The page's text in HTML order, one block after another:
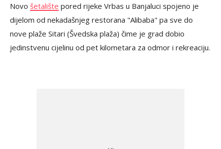
Novo šetalište pored rijeke Vrbas u Banjaluci spojeno je
dijelom od nekadašnjeg restorana "Alibaba" pa sve do
nove plaže Sitari (Švedska plaža) čime je grad dobio
jedinstvenu cijelinu od pet kilometara za odmor i rekreaciju.